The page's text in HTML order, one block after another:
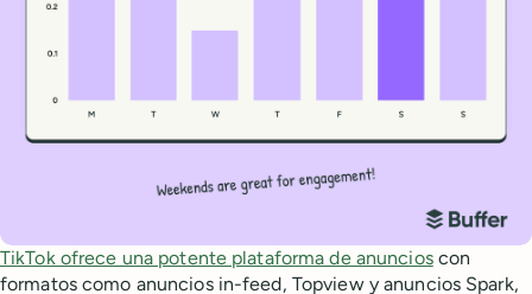
TikTok ofrece una potente plataforma de anuncioscon
formatos como anuncios in-feed, Topview y anuncios Spark,